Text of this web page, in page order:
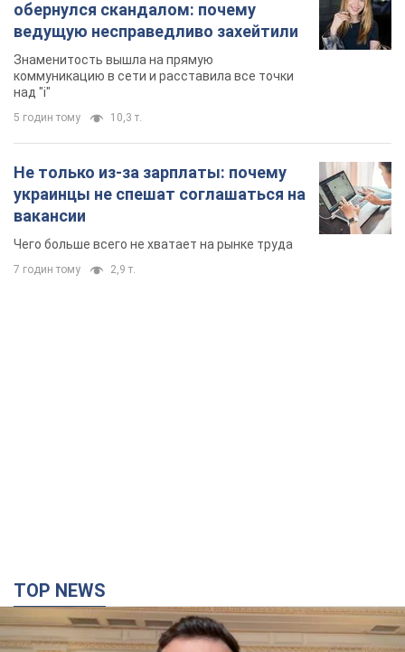
обернулся скандалом: почему
ведущую несправедливо захейтили
Знаменитость вышла на прямую
коммуникацию в сети и расставила все точки
над "i"
5 годин тому 10,3 т.
Не только из-за зарплаты: почему
украинцы не спешат соглашаться на
вакансии
Чего больше всего не хватает на рынке труда
7 годин тому 2,9 т.
TOP NEWS